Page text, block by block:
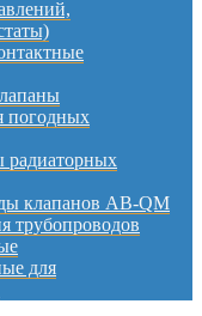
погодных
радиаторных
клапанов AB-QM
трубопроводов
для